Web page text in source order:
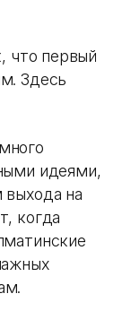
что первый
Здесь
идеями,
на
когда